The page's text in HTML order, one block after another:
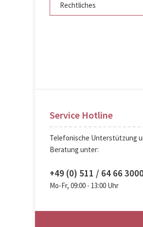
Rechtliches
Service Hotline
Telefonische Unterstützung
Beratung unter:
+49 (0) 511 / 64 66
Mo-Fr, 09:00 - 13:00 Uhr